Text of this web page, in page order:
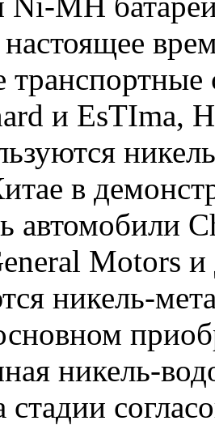
и EsTIma,
в
автомобили
Motors
никель-
никель-
стадии